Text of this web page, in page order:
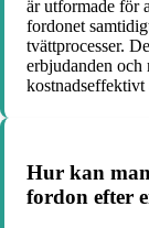
är utformade för
fordonet
tvättprocesser.
erbjudanden och
kostnadseffektivt
Hur kan
fordon efter